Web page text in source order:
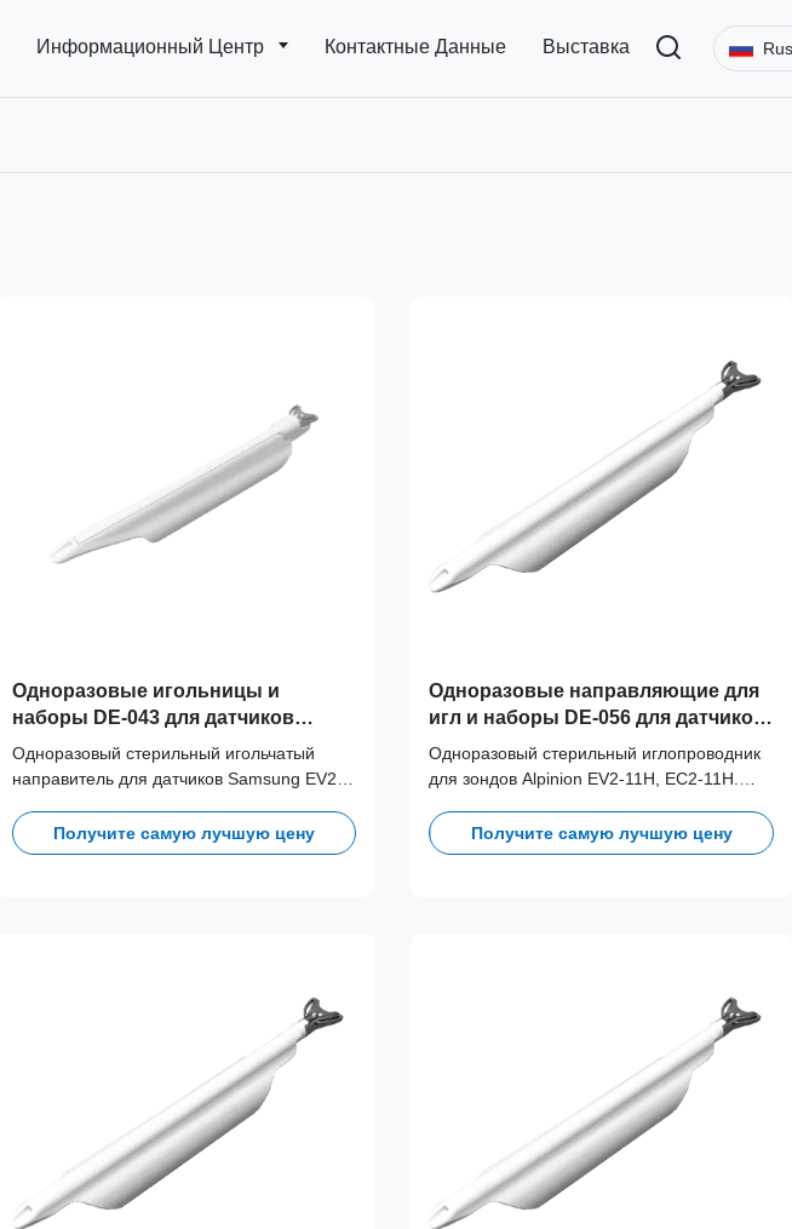
Информационный Центр Контактные Данные Выставка
Одноразовые игольницы и
наборы DE-043 для датчиков
Samsung EV2-10A, EV2-12
Одноразовый стерильный игольчатый
направитель для датчиков Samsung EV2-
перекрестного загрязнения и оптимизации
клинических рабочих процессов благодаря
Получите самую лучшую цену
Одноразовые направляющие для
игл и наборы DE-056 для датчиков
Alpinion EV2-11H, EC2-11H
Одноразовый стерильный иглопроводник
для зондов Alpinion EV2-11H, EC2-11H.
перекрестного загрязнения и оптимизации
клинических рабочих процессов благодаря
Получите самую лучшую цену